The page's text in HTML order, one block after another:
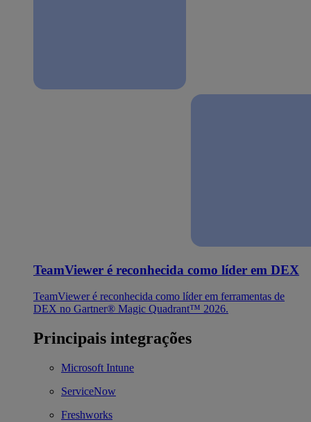
TeamViewer é reconhecida como líder em DEX
TeamViewer é reconhecida como líder em ferramentas de
DEX no Gartner® Magic Quadrant™ 2026.
Principais integrações
Microsoft Intune
ServiceNow
Freshworks